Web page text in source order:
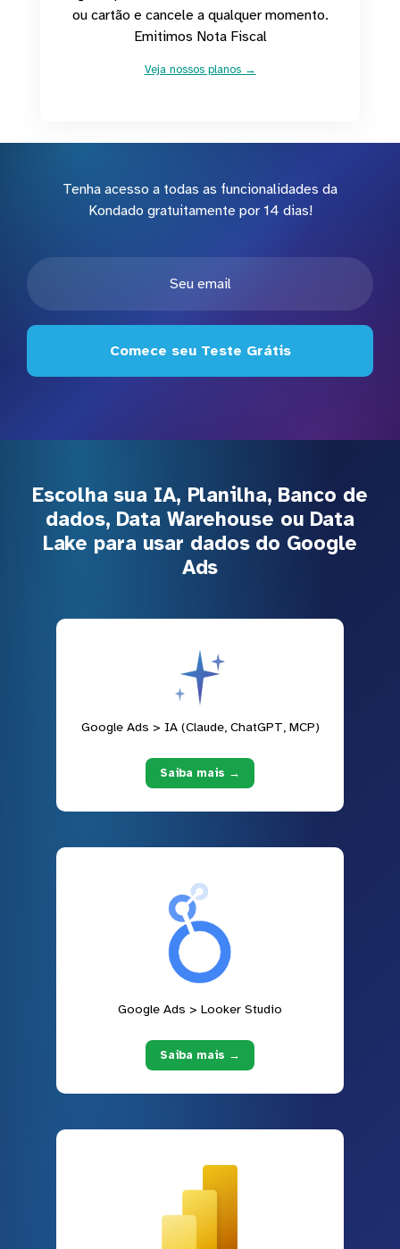
ou cartão e cancele a qualquer momento.
Emitimos Nota Fiscal
Veja nossos planos →
Tenha acesso a todas as funcionalidades da
Kondado gratuitamente por 14 dias!
Comece seu Teste Grátis
Escolha sua IA, Planilha, Banco de
dados, Data Warehouse ou Data
Lake para usar dados do Google
Ads
Google Ads > IA (Claude, ChatGPT, MCP)
Saiba mais →
Google Ads > Looker Studio
Saiba mais →